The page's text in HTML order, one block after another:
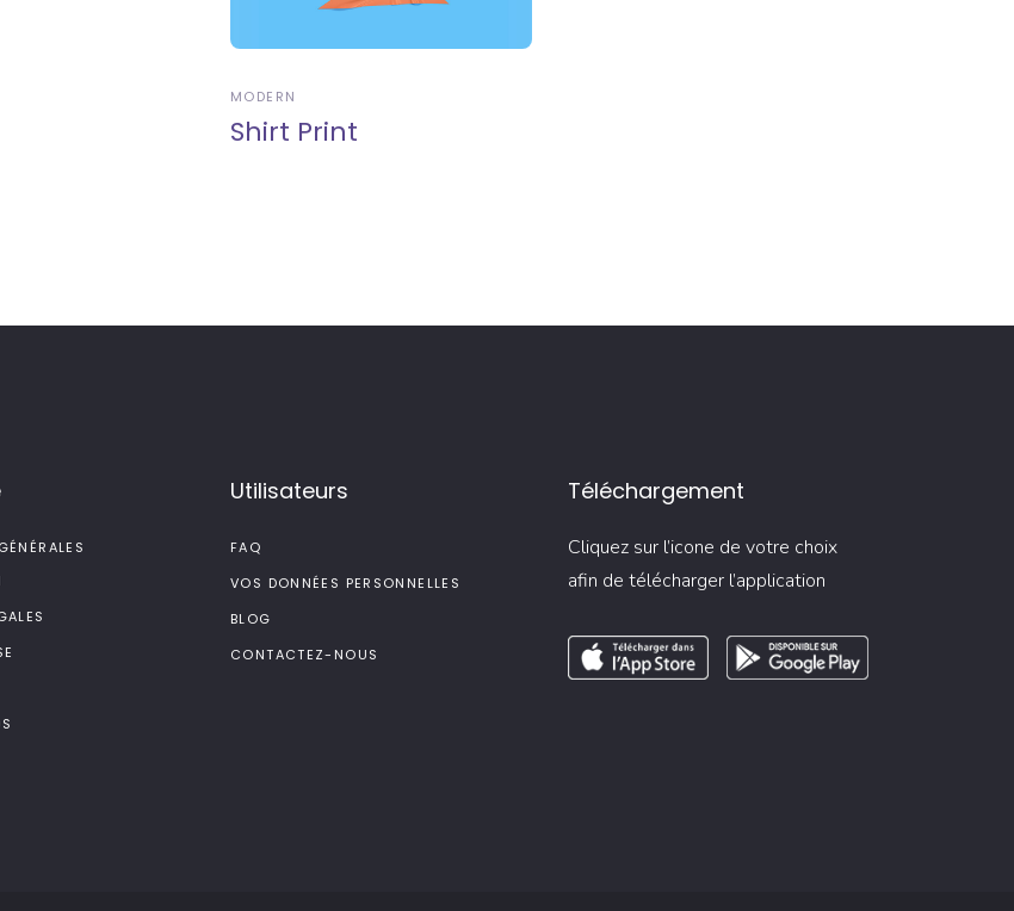
MODERN
Shirt Print
Utilisateurs
FAQ
VOS DONNÉES PERSONNELLES
BLOG
CONTACTEZ-NOUS
Téléchargement
Cliquez sur l’icone de votre choix
afin de télécharger l’application